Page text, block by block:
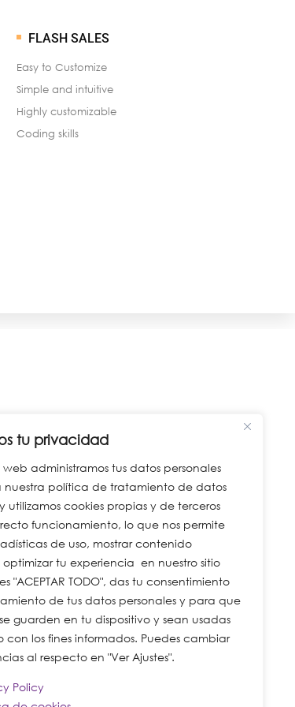
tu privacidad
web administramos tus datos personales
nuestra política de tratamiento de datos
utilizamos cookies propias y de terceros
funcionamiento, lo que nos permite
de uso, mostrar contenido
tu experiencia en nuestro sitio
"ACEPTAR TODO", das tu consentimiento
de tus datos personales y para que
guarden en tu dispositivo y sean usadas
los fines informados. Puedes cambiar
al respecto en "Ver Ajustes".
Policy
FLASH SALES
Easy to Customize
Simple and intuitive
Highly customizable
Coding skills